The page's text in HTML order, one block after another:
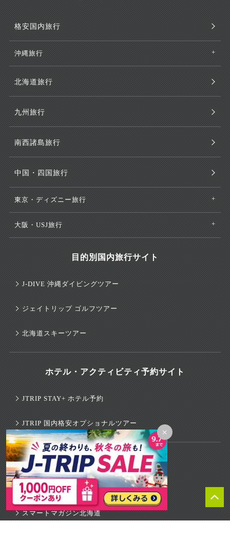
×
格安国内旅行
沖縄旅行
北海道旅行
九州旅行
南西諸島旅行
中国・四国旅行
東京・ディズニー旅行
大阪・USJ旅行
目的別国内旅行サイト
J-DIVE 沖縄ダイビングツアー
ジェイトリップ ゴルフツアー
北海道スキーツアー
ホテル・アクティビティ予約サイト
JTRIP STAY+ ホテル予約
JTRIP 国内格安オプショナルツアー
観光情報ウェブマガジン
スマートマガジン沖縄
スマートマガジン北海道